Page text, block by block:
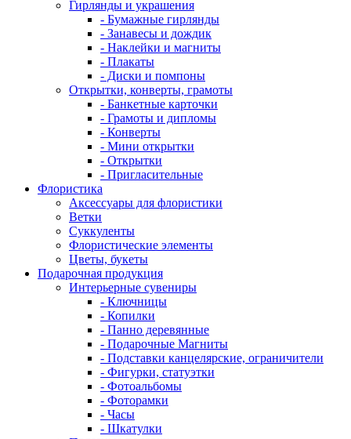
Гирлянды и украшения
- Бумажные гирлянды
- Занавесы и дождик
- Наклейки и магниты
- Плакаты
- Диски и помпоны
Открытки, конверты, грамоты
- Банкетные карточки
- Грамоты и дипломы
- Конверты
- Мини открытки
- Открытки
- Пригласительные
Флористика
Аксессуары для флористики
Ветки
Суккуленты
Флористические элементы
Цветы, букеты
Подарочная продукция
Интерьерные сувениры
- Ключницы
- Копилки
- Панно деревянные
- Подарочные Магниты
- Подставки канцелярские, ограничители
- Фигурки, статуэтки
- Фотоальбомы
- Фоторамки
- Часы
- Шкатулки